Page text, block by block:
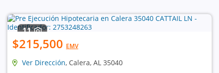
11
$215,500 EMV
Ver Dirección, Calera, AL 35040